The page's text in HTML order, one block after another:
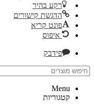
רקע בהיר
הדגשת קישורים
פונט קריא
איפוס
פידבק
Menu
קטגוריות